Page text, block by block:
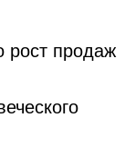
рост продаж